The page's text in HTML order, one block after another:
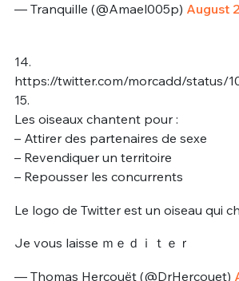
— Tranquille (@Amael005p) August
14.
https://twitter.com/morcadd/status/
15.
Les oiseaux chantent pour :
– Attirer des partenaires de sexe
– Revendiquer un territoire
– Repousser les concurrents
Le logo de Twitter est un oiseau qui
Je vous laisse ｍｅｄｉｔｅｒ
— Thomas Hercouët (@DrHercouet)